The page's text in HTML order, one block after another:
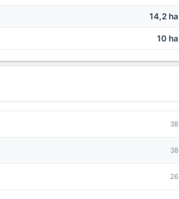
14,2 ha
10 ha
38
38
26